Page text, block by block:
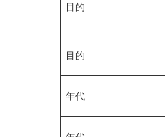
目的
目的
年代